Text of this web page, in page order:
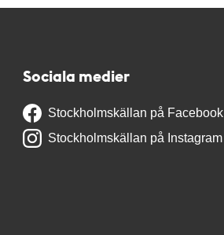
Sociala medier
Stockholmskällan på Facebook
Stockholmskällan på Instagram